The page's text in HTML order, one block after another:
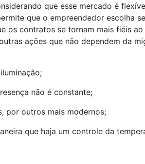
que esse mercado é
que o empreendedor
os contratos se tornam mais fiéis
ações que não dependem da
não é constante;
por outros mais modernos;
que haja um controle da